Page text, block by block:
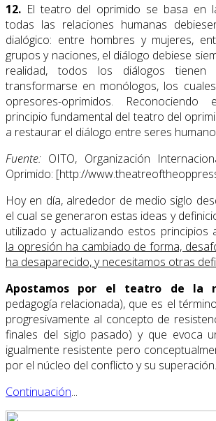
12. El teatro del oprimido se basa en
todas las relaciones humanas
dialógico: entre hombres y mujeres,
grupos y naciones, el diálogo debiese
realidad, todos los diálogos tienen
transformarse en monólogos, los
opresores-oprimidos.
principio fundamental del teatro del
a restaurar el diálogo entre seres
Fuente: OITO, Organización
Oprimido: [http://
Hoy en día, alrededor de medio siglo
el cual se generaron estas ideas y
utilizado y actualizando estos principios
la opresión ha cambiado de forma,
ha desaparecido, y necesitamos otras
Apostamos por el teatro de la
pedagogía relacionada), que es el
progresivamente al concepto de
finales del siglo pasado) y que evoca
igualmente resistente pero
por el núcleo del conflicto y su superación.
Continuación...